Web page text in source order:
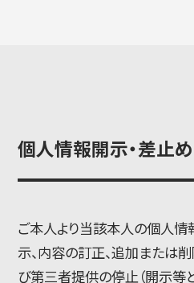
個人情報開示・差止
ご本人より当該本人の個人情
示、内容の訂正、追加または
び第三者提供の停止（開示等